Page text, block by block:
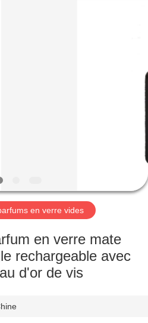
en verre vides
en verre mate
rechargeable avec
d'or de vis